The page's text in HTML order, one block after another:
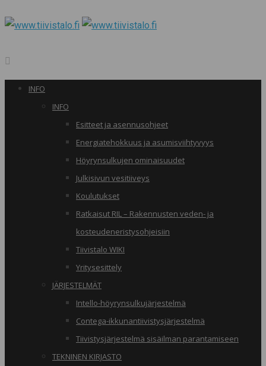
INFO
INFO
Esitteet ja asennusohjeet
Energiatehokkuus ja asumisviihtyvyys
Höyrynsulkujen ominaisuudet
Julkisivun vesitiiveys
Koulutukset
Ratkaisut RIL – Rakennusten veden- ja
kosteudeneristysohjeisiin
Tiivistalo WIKI
Yritysesittely
JÄRJESTELMÄT
Intello-höyrynsulkujärjestelmä
Contega-ikkunantiivistysjärjestelmä
Tiivistysjärjestelmä sisäilman parantamiseen
TEKNINEN KIRJASTO